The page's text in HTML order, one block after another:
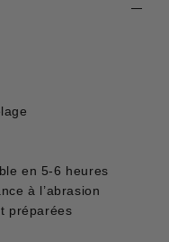
en 5-6 heures
à l’abrasion
préparées